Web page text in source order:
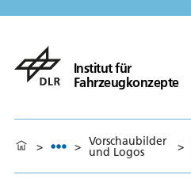
Institut für
Fahrzeugkonzepte
> > Vorschaubilder
und Logos >